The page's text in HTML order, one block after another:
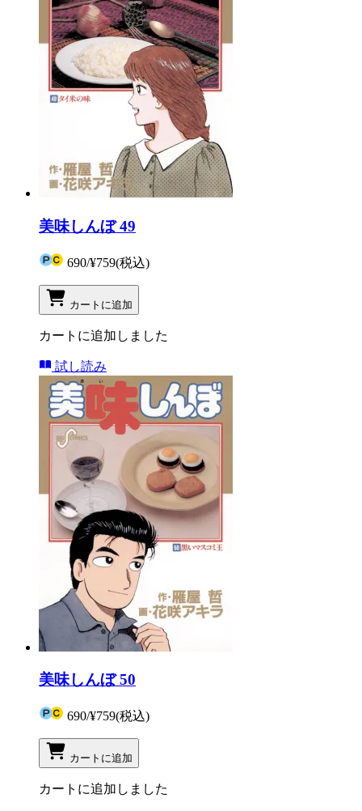
美味しんぼ 49
690/¥759(税込)
カートに追加
カートに追加しました
試し読み
美味しんぼ 50
690/¥759(税込)
カートに追加
カートに追加しました